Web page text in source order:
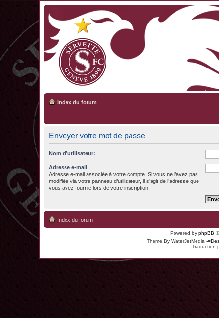
Index du forum
Envoyer votre mot de passe
Nom d’utilisateur:
Adresse e-mail:
Adresse e-mail associée à votre compte. Si vous ne l’avez pas
modifiée via votre panneau d’utilisateur, il s’agit de l’adresse que
vous avez fournie lors de votre inscription.
Index du forum
Powered by phpBB
Theme By WaterJetMedia -
Traduction